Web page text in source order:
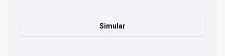
Simular